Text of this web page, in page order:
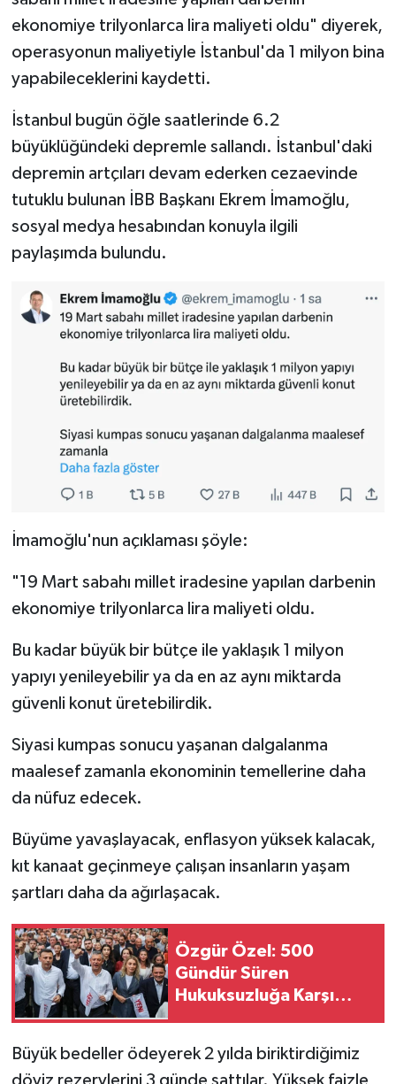
ekonomiye trilyonlarca lira maliyeti oldu" diyerek,
operasyonun maliyetiyle İstanbul'da 1 milyon bina
yapabileceklerini kaydetti.
İstanbul bugün öğle saatlerinde 6.2
büyüklüğündeki depremle sallandı. İstanbul'daki
depremin artçıları devam ederken cezaevinde
tutuklu bulunan İBB Başkanı Ekrem İmamoğlu,
sosyal medya hesabından konuyla ilgili
paylaşımda bulundu.
İmamoğlu'nun açıklaması şöyle:
"19 Mart sabahı millet iradesine yapılan darbenin
ekonomiye trilyonlarca lira maliyeti oldu.
Bu kadar büyük bir bütçe ile yaklaşık 1 milyon
yapıyı yenileyebilir ya da en az aynı miktarda
güvenli konut üretebilirdik.
Siyasi kumpas sonucu yaşanan dalgalanma
maalesef zamanla ekonominin temellerine daha
da nüfuz edecek.
Büyüme yavaşlayacak, enflasyon yüksek kalacak,
kıt kanaat geçinmeye çalışan insanların yaşam
şartları daha da ağırlaşacak.
Özgür Özel: 500
Gündür Süren
Hukuksuzluğa Karşı
Büyük bedeller ödeyerek 2 yılda biriktirdiğimiz